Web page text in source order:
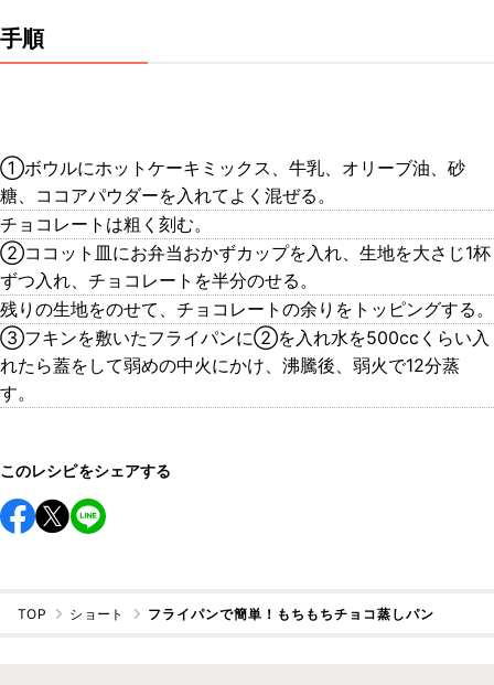
手順
①ボウルにホットケーキミックス、牛乳、オリーブ油、砂
糖、ココアパウダーを入れてよく混ぜる。
チョコレートは粗く刻む。
②ココット皿にお弁当おかずカップを入れ、生地を大さじ1杯
ずつ入れ、チョコレートを半分のせる。
残りの生地をのせて、チョコレートの余りをトッピングする。
③フキンを敷いたフライパンに②を入れ水を500ccくらい入
れたら蓋をして弱めの中火にかけ、沸騰後、弱火で12分蒸
す。
このレシピをシェアする
TOP ショート フライパンで簡単！もちもちチョコ蒸しパン